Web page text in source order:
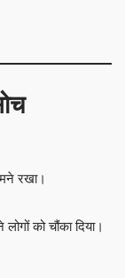
रखा।
को चौंका दिया।